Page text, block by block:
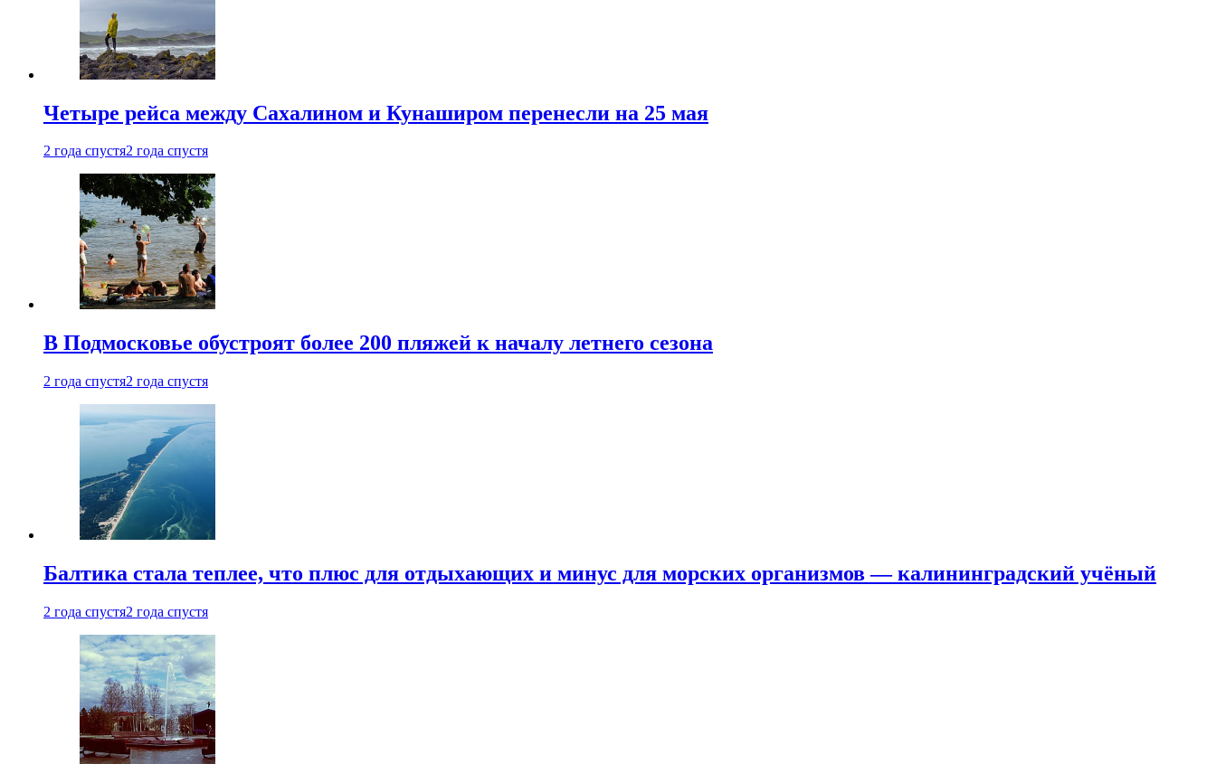
Четыре рейса между Сахалином и Кунаширом перенесли на 25 мая
2 года спустя2 года спустя
В Подмосковье обустроят более 200 пляжей к началу летнего сезона
2 года спустя2 года спустя
Балтика стала теплее, что плюс для отдыхающих и минус для морских организмов — калининградский учёный
2 года спустя2 года спустя